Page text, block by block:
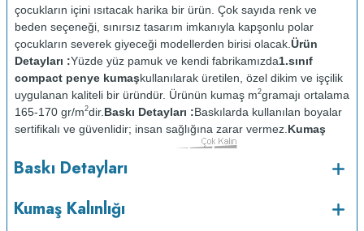
çocukların içini ısıtacak harika bir ürün. Çok sayıda renk ve
beden seçeneği, sınırsız tasarım imkanıyla kapşonlu polar
çocukların severek giyeceği modellerden birisi olacak. Ürün
Detayları :Yüzde yüz pamuk ve kendi fabrikamızda1.sınıf
compact penye kumaşkullanılarak üretilen, özel dikim ve işçilik
uygulanan kaliteli bir üründür. Ürünün kumaş m2gramajı ortalama
165-170 gr/m2dir. Baskı Detayları :Baskılarda kullanılan boyalar
sertifikalı ve güvenlidir; insan sağlığına zarar vermez. Kumaş
Kalınlığı :
programda maksimum 30
Kuru temizleme
Baskı Detayları
Kumaş Kalınlığı